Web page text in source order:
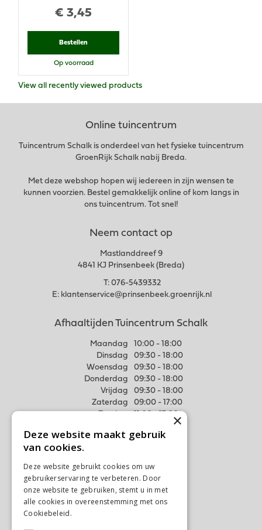
€ 3,45
Bestellen
Op voorraad
View all recently viewed products
Online tuincentrum
Tuincentrum Schalk is onderdeel van het fysieke tuincentrum
GroenRijk Schalk nabij Breda.
Met deze webshop hopen wij iedereen in zijn wensen te
kunnen voorzien. Bestel gemakkelijk online of kom langs in
ons tuincentrum. Tot snel!
Neem contact op
Mastlanddreef 9
4841 KJ Prinsenbeek (Breda)
T: 076-5439332
E: klantenservice@prinsenbeek.groenrijk.nl
Afhaaltijden Tuincentrum Schalk
Maandag
10:00 - 18:00
Dinsdag
09:30 - 18:00
Woensdag
09:30 - 18:00
Donderdag
09:30 - 18:00
Vrijdag
09:30 - 18:00
Zaterdag
09:00 - 17:00
Meer weten
Algemene voorwaarden
Privacy Statement
Disclaimer
×
Deze website maakt gebruik
van cookies.
Deze website gebruikt cookies om uw
gebruikerservaring te verbeteren. Door
onze website te gebruiken, stemt u in met
alle cookies in overeenstemming met ons
Cookiebeleid.